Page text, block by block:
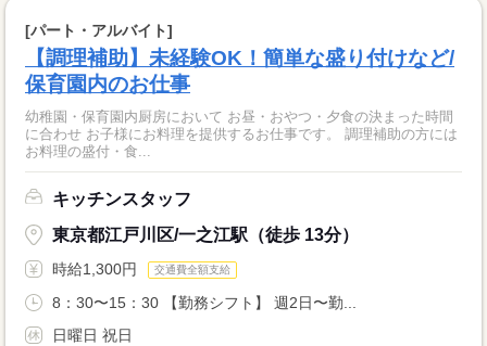
[パート・アルバイト]
【調理補助】未経験OK！簡単な盛り付けなど/
保育園内のお仕事
幼稚園・保育園内厨房において お昼・おやつ・夕食の決まった時間
に合わせ お子様にお料理を提供するお仕事です。 調理補助の方には
お料理の盛付・食...
キッチンスタッフ
東京都江戸川区/一之江駅（徒歩 13分）
時給1,300円 交通費全額支給
8：30〜15：30 【勤務シフト】 週2日〜勤...
日曜日 祝日